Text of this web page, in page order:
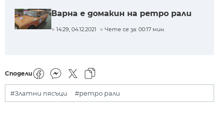
Варна е домакин на ретро рали
14:29, 04.12.2021 Чете се за: 00:17 мин.
Сподели
#Златни пясъци #ретро рали